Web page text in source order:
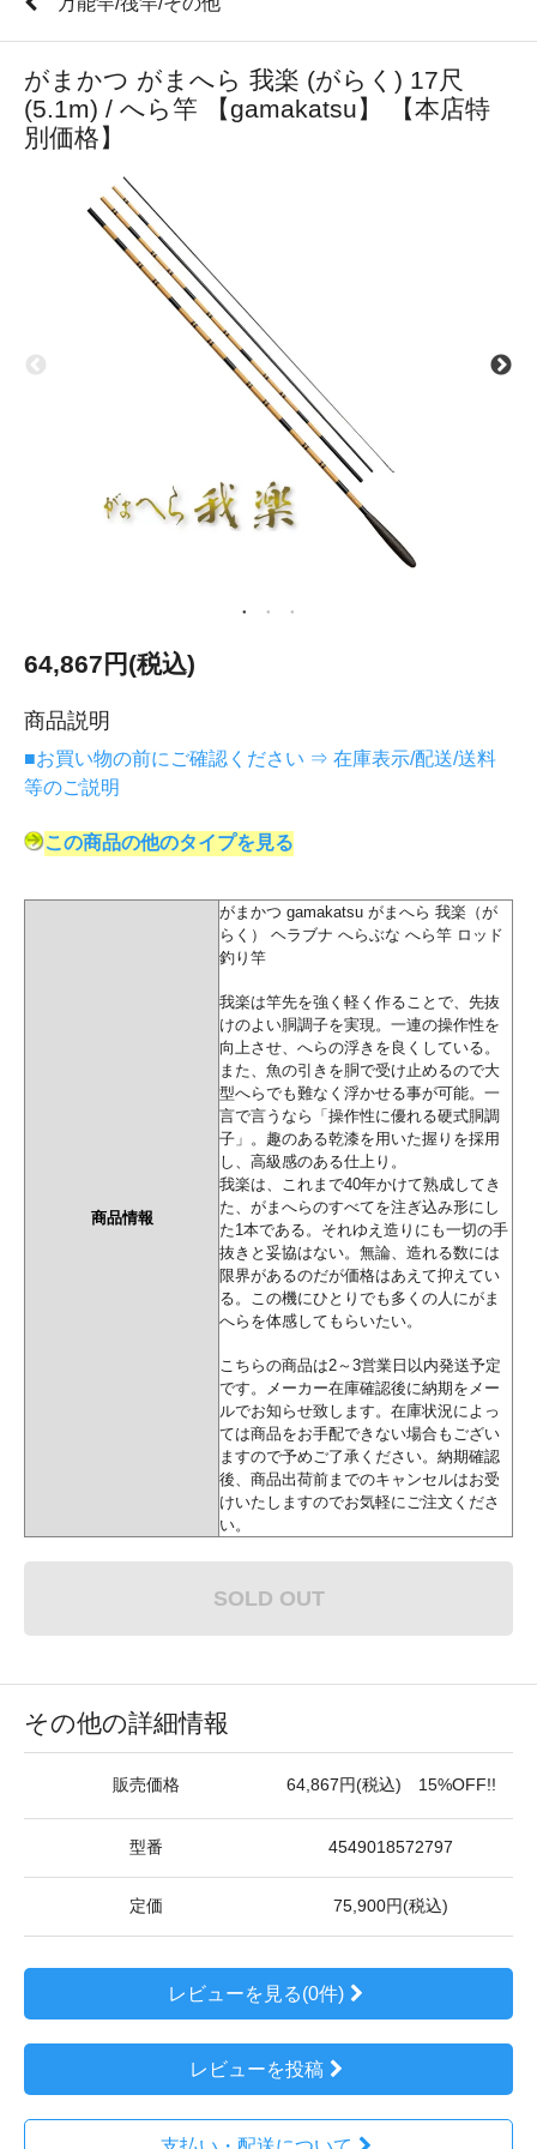
がまかつ がまへら 我楽 (がらく) 17尺
(5.1m) / へら竿 【gamakatsu】 【本店特
別価格】
64,867円(税込)
商品説明
■お買い物の前にご確認ください ⇒ 在庫表示/配送/送料
等のご説明
この商品の他のタイプを見る
商品情報
がまかつ gamakatsu がまへら 我楽（が
らく） ヘラブナ へらぶな へら竿 ロッド
釣り竿
我楽は竿先を強く軽く作ることで、先抜
けのよい胴調子を実現。一連の操作性を
向上させ、へらの浮きを良くしている。
また、魚の引きを胴で受け止めるので大
型へらでも難なく浮かせる事が可能。一
言で言うなら「操作性に優れる硬式胴調
子」。趣のある乾漆を用いた握りを採用
し、高級感のある仕上り。
我楽は、これまで40年かけて熟成してき
た、がまへらのすべてを注ぎ込み形にし
た1本である。それゆえ造りにも一切の手
抜きと妥協はない。無論、造れる数には
限界があるのだが価格はあえて抑えてい
る。この機にひとりでも多くの人にがま
へらを体感してもらいたい。
こちらの商品は2～3営業日以内発送予定
です。メーカー在庫確認後に納期をメー
ルでお知らせ致します。在庫状況によっ
ては商品をお手配できない場合もござい
ますので予めご了承ください。納期確認
後、商品出荷前までのキャンセルはお受
けいたしますのでお気軽にご注文くださ
い。
SOLD OUT
その他の詳細情報
販売価格 64,867円(税込) 15%OFF!!
型番 4549018572797
定価 75,900円(税込)
レビューを見る(0件)
レビューを投稿